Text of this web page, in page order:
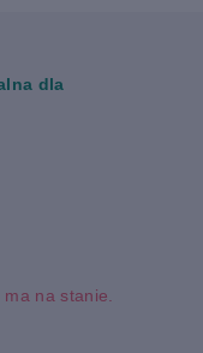
dla
na stanie.